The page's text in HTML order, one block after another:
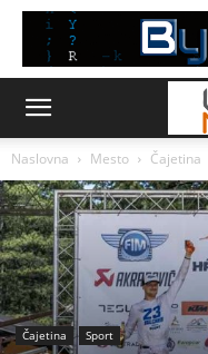
Naslovna Mesto Čajetina
Čajetina Sport